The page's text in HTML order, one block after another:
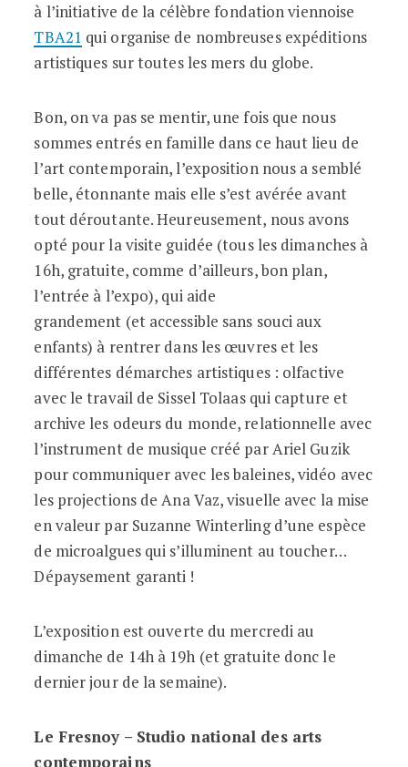
à l’initiative de la célèbre fondation viennoise
TBA21 qui organise de nombreuses expéditions
artistiques sur toutes les mers du globe.
Bon, on va pas se mentir, une fois que nous
sommes entrés en famille dans ce haut lieu de
l’art contemporain, l’exposition nous a semblé
belle, étonnante mais elle s’est avérée avant
tout déroutante. Heureusement, nous avons
opté pour la visite guidée (tous les dimanches à
16h, gratuite, comme d’ailleurs, bon plan,
l’entrée à l’expo), qui aide
grandement (et accessible sans souci aux
enfants) à rentrer dans les œuvres et les
différentes démarches artistiques : olfactive
avec le travail de Sissel Tolaas qui capture et
archive les odeurs du monde, relationnelle avec
l’instrument de musique créé par Ariel Guzik
pour communiquer avec les baleines, vidéo avec
les projections de Ana Vaz, visuelle avec la mise
en valeur par Suzanne Winterling d’une espèce
de microalgues qui s’illuminent au toucher…
Dépaysement garanti !
L’exposition est ouverte du mercredi au
dimanche de 14h à 19h (et gratuite donc le
dernier jour de la semaine).
Le Fresnoy – Studio national des arts
contemporains